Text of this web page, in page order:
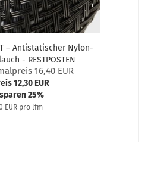
– Antistatischer Nylon-
- RESTPOSTEN
16,40 EUR
12,30 EUR
25%
EUR pro lfm